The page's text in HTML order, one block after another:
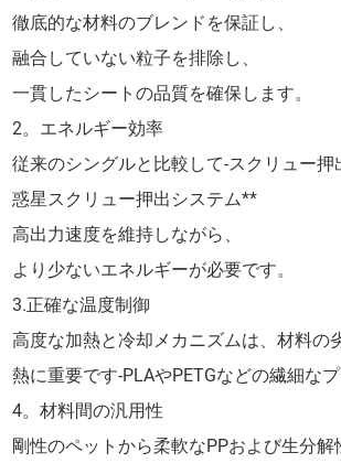
徹底的な材料のブレンドを保証し、
融合していない粒子を排除し、
一貫したシートの品質を確保します。
2。エネルギー効率
従来のシングルと比較して-スクリュー押
惑星スクリュー押出システム**
高出力速度を維持しながら、
より少ないエネルギーが必要です。
3.正確な温度制御
高度な加熱と冷却メカニズムは、材料の
熱に重要です-PLAやPETGなどの繊細な
4。材料間の汎用性
剛性のペットから柔軟なPPおよび生分解